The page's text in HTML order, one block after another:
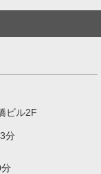
ビル2F
分